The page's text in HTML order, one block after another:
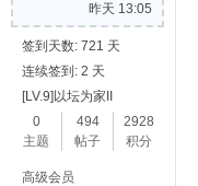
昨天 13:05
签到天数: 721 天
连续签到: 2 天
[LV.9]以坛为家II
0
主题
494
帖子
2928
积分
高级会员